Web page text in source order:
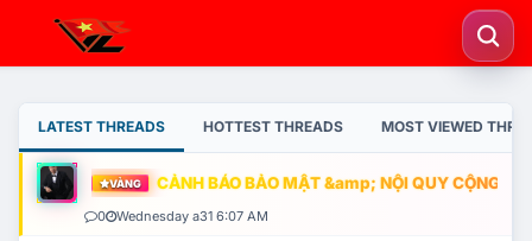
LATEST THREADS HOTTEST THREADS MOST VIEWED
VÀNG CẢNH BÁO BẢO MẬT &amp; NỘI QUY CỘNG
0 Wednesday a31 6:07 AM